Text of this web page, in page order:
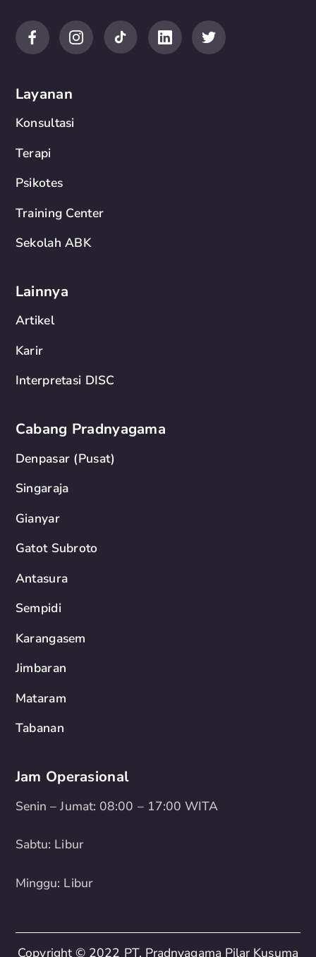
Layanan
Konsultasi
Terapi
Psikotes
Training Center
Sekolah ABK
Lainnya
Artikel
Karir
Interpretasi DISC
Cabang Pradnyagama
Denpasar (Pusat)
Singaraja
Gianyar
Gatot Subroto
Antasura
Sempidi
Karangasem
Jimbaran
Mataram
Tabanan
Jam Operasional
Senin – Jumat: 08:00 – 17:00 WITA
Sabtu: Libur
Minggu: Libur
Copyright © 2022 PT. Pradnyagama Pilar Kusuma